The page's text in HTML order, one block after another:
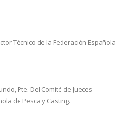
Técnico de la Federación Española
Pte. Del Comité de Jueces –
de Pesca y Casting.